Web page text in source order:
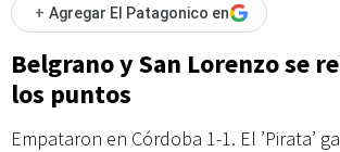
+ Agregar El Patagonico en
Belgrano y San Lorenzo se
los puntos
Empataron en Córdoba 1-1. El ’Pirata’